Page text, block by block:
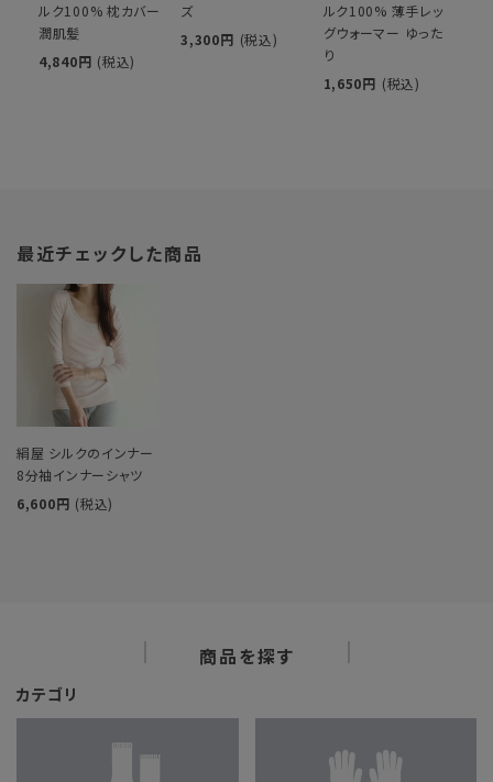
ルク100% 枕カバー
潤肌髪
4,840円 (税込)
ズ
3,300円 (税込)
ルク100% 薄手レッ
グウォーマー ゆった
り
1,650円 (税込)
最近チェックした商品
絹屋 シルクのインナー
8分袖インナーシャツ
6,600円 (税込)
商品を探す
カテゴリ